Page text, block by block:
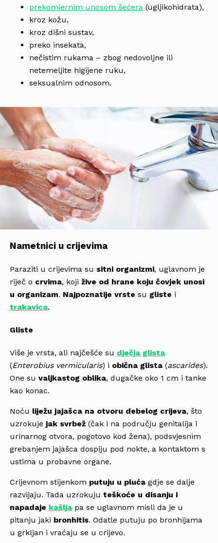
prekomjernim unosom šećera (ugljikohidrata),
kroz kožu,
kroz dišni sustav,
preko insekata,
nečistim rukama – zbog nedovoljne ili
netemeljite higijene ruku,
seksualnim odnosom.
Nametnici u crijevima
Paraziti u crijevima su sitni organizmi, uglavnom je
riječ o crvima, koji žive od hrane koju čovjek unosi
u organizam. Najpoznatije vrste su gliste i
trakavica.
Gliste
Više je vrsta, ali najčešće su dječja glista
(Enterobius vermicularis) i obična glista (ascarides).
One su valjkastog oblika, dugačke oko 1 cm i tanke
kao konac.
Noću liježu jajašca na otvoru debelog crijeva, što
uzrokuje jak svrbež (čak i na području genitalija i
urinarnog otvora, pogotovo kod žena), podsvjesnim
grebanjem jajašca dospiju pod nokte, a kontaktom s
ustima u probavne organe.
Crijevnom stijenkom putuju u pluća gdje se dalje
razvijaju. Tada uzrokuju teškoće u disanju i
napadaje kašlja pa se uglavnom misli da je u
pitanju jaki bronhitis. Odatle putuju po bronhijama
u grkljan i vraćaju se u crijevo.